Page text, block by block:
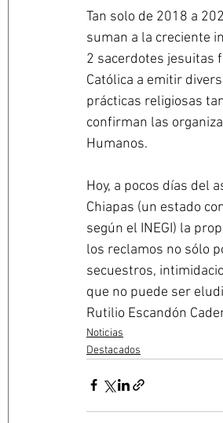
Tan solo de 2018 a
suman a la creciente
2 sacerdotes jesuitas
Católica a emitir
prácticas religiosas
confirman las
Humanos.
Hoy, a pocos días del
Chiapas (un estado
según el INEGI) la
los reclamos no sólo
secuestros,
que no puede ser
Rutilio Escandón
Noticias
Destacados